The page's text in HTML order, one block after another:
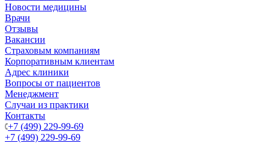
Новости медицины
Врачи
Отзывы
Вакансии
Страховым компаниям
Корпоративным клиентам
Адрес клиники
Вопросы от пациентов
Менеджмент
Случаи из практики
Контакты
+7 (499) 229-99-69
+7 (499) 229-99-69